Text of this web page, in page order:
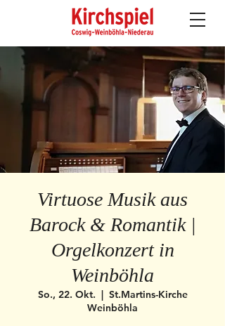
Virtuose Musik aus
Barock & Romantik |
Orgelkonzert in
Weinböhla
So., 22. Okt.
  |
St.Martins-Kirche
Weinböhla